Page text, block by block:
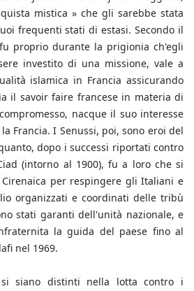
mistica » che gli sarebbe stata
frequenti stati di estasi. Secondo il
proprio durante la prigionia ch'egli
investito di una missione, vale a
islamica in Francia assicurando
il savoir faire francese in materia di
nacque il suo interesse
Francia. I Senussi, poi, sono eroi del
dopo i successi riportati contro
(intorno al 1900), fu a loro che si
per respingere gli Italiani e
organizzati e coordinati delle tribù
stati garanti dell'unità nazionale, e
la guida del paese fino al
nel 1969.
siano distinti nella lotta contro i